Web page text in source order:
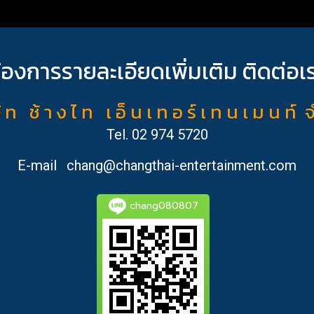
งการรายละเอียดเพิ่มเติม ติดต่อเ
ท ช้ า ง ไ ท เ อ็ น เ ท อ ร์ เ ท น เ ม น ท์
Tel. 02 974 5720
E-mail
chang@changthai-entertainment.com
chang080807